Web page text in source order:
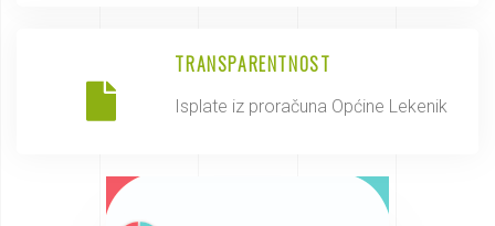
TRANSPARENTNOST
Isplate iz proračuna Općine Lekenik